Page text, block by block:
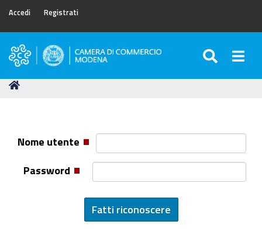
Accedi Registrati
Camera
Commercio
Tu
Nome utente
Password